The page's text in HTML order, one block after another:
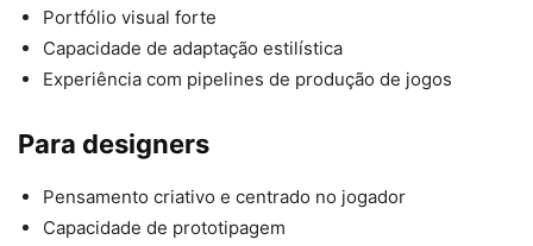
Portfólio visual forte
Capacidade de adaptação estilística
Experiência com pipelines de produção de jogos
Para designers
Pensamento criativo e centrado no jogador
Capacidade de prototipagem